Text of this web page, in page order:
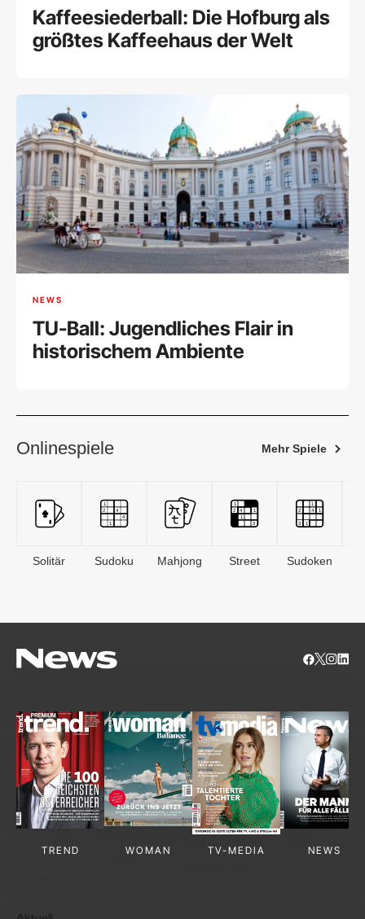
Kaffeesiederball: Die Hofburg als
größtes Kaffeehaus der Welt
NEWS
TU-Ball: Jugendliches Flair in
historischem Ambiente
Onlinespiele Mehr Spiele
Solitär Sudoku Mahjong Street Sudoken
TREND WOMAN TV-MEDIA NEWS